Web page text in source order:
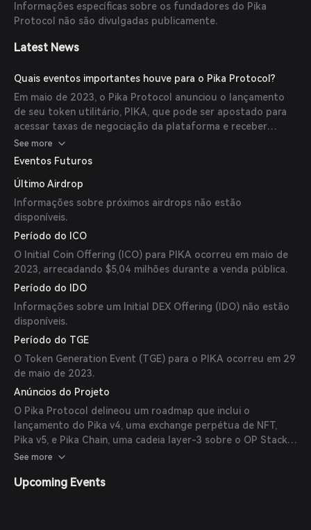
Informações específicas sobre os fundadores do Pika
Protocol não são divulgadas publicamente.
Latest News
Quais eventos importantes houve para o Pika Protocol?
Em maio de 2023, o Pika Protocol anunciou o lançamento
de seu token utilitário, PIKA, que pode ser apostado para
acessar taxas de negociação da plataforma e receber
descontos nessas taxas. Além disso, está planejado que o
PIKA sirva como token de gás para a futura PIKA Chain
See more
Eventos Futuros
Último Airdrop
Informações sobre próximos airdrops não estão
disponíveis.
Período do ICO
O Initial Coin Offering (ICO) para PIKA ocorreu em maio de
2023, arrecadando $5,04 milhões durante a venda pública.
Período do IDO
Informações sobre um Initial DEX Offering (IDO) não estão
disponíveis.
Período do TGE
O Token Generation Event (TGE) para o PIKA ocorreu em 29
de maio de 2023.
Anúncios do Projeto
O Pika Protocol delineou um roadmap que inclui o
lançamento do Pika v4, uma exchange perpétua de NFT,
Pika v5, e Pika Chain, uma cadeia layer-3 sobre o OP Stack,
nos próximos 18 meses.
See more
Upcoming Events